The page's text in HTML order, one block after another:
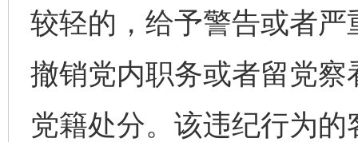
较轻的，给予警告或者
撤销党内职务或者留党
党籍处分。该违纪行为